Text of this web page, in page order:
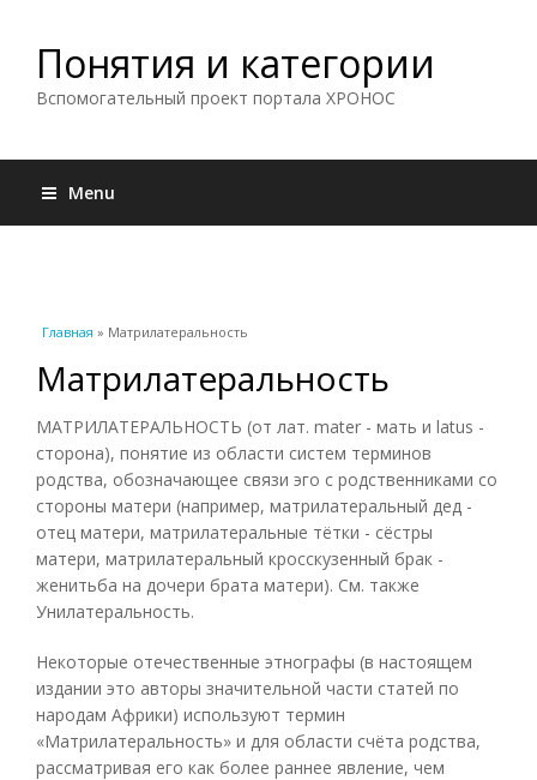
Понятия и категории
Вспомогательный проект портала ХРОНОС
Menu
Вы здесь
Главная » Матрилатеральность
Матрилатеральность
МАТРИЛАТЕРАЛЬНОСТЬ (от лат. mater - мать и latus -
сторона), понятие из области систем терминов
родства, обозначающее связи эго с родственниками со
стороны матери (например, матрилатеральный дед -
отец матери, матрилатеральные тётки - сёстры
матери, матрилатеральный кросскузенный брак -
женитьба на дочери брата матери). См. также
Унилатеральность.
Некоторые отечественные этнографы (в настоящем
издании это авторы значительной части статей по
народам Африки) используют термин
«Матрилатеральность» и для области счёта родства,
рассматривая его как более раннее явление, чем